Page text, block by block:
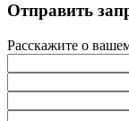
Отправить
Расскажите о